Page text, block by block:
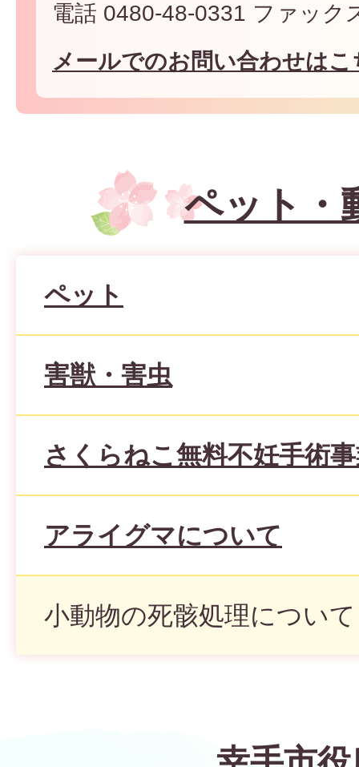
電話 0480-48-0331 ファック
メールでのお問い合わせは
ペット・
ペット
害獣・害虫
さくらねこ無料不妊手術
アライグマについて
小動物の死骸処理について